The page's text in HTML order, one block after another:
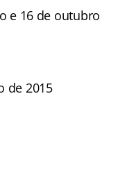
e 16 de outubro
de 2015